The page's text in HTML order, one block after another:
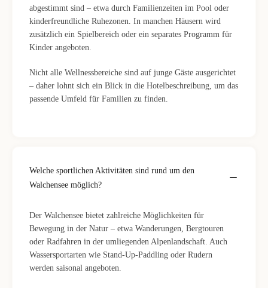
abgestimmt sind – etwa durch Familienzeiten im Pool oder
kinderfreundliche Ruhezonen. In manchen Häusern wird
zusätzlich ein Spielbereich oder ein separates Programm für
Kinder angeboten.
Nicht alle Wellnessbereiche sind auf junge Gäste ausgerichtet
– daher lohnt sich ein Blick in die Hotelbeschreibung, um das
passende Umfeld für Familien zu finden.
Welche sportlichen Aktivitäten sind rund um den
Walchensee möglich?
Der Walchensee bietet zahlreiche Möglichkeiten für
Bewegung in der Natur – etwa Wanderungen, Bergtouren
oder Radfahren in der umliegenden Alpenlandschaft. Auch
Wassersportarten wie Stand-Up-Paddling oder Rudern
werden saisonal angeboten.